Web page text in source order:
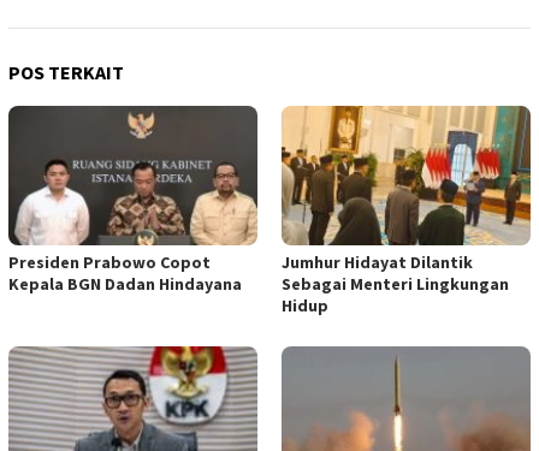
POS TERKAIT
Presiden Prabowo Copot
Kepala BGN Dadan Hindayana
Jumhur Hidayat Dilantik
Sebagai Menteri Lingkungan
Hidup